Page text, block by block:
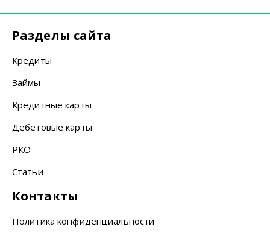
Разделы сайта
Кредиты
Займы
Кредитные карты
Дебетовые карты
РКО
Статьи
Контакты
Политика конфиденциальности